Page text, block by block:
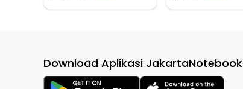
Download Aplikasi JakartaNotebook